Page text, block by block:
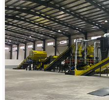
公
司
豫
ICP
备
19020390
号-1